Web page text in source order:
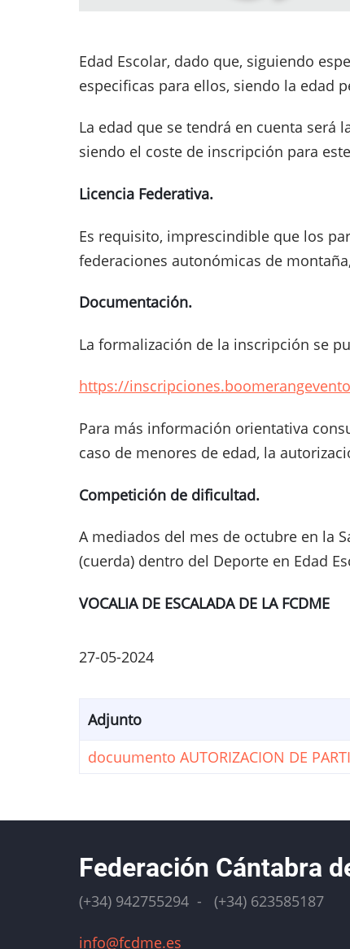
Edad Escolar, dado que, siguiendo
especificas para ellos, siendo la edad
La edad que se tendrá en cuenta será
siendo el coste de inscripción para
Licencia Federativa.
Es requisito, imprescindible que los
federaciones autonómicas de
Documentación.
La formalización de la inscripción se
https://
Para más información orientativa
caso de menores de edad, la
Competición de dificultad.
A mediados del mes de octubre en la
(cuerda) dentro del Deporte en Edad
VOCALIA DE ESCALADA DE LA FCDME
27-05-2024
Adjunto
docuumento AUTORIZACION DE
Federación Cántabra
(+34) 942755294 - (+34) 623585187
info@fcdme.es